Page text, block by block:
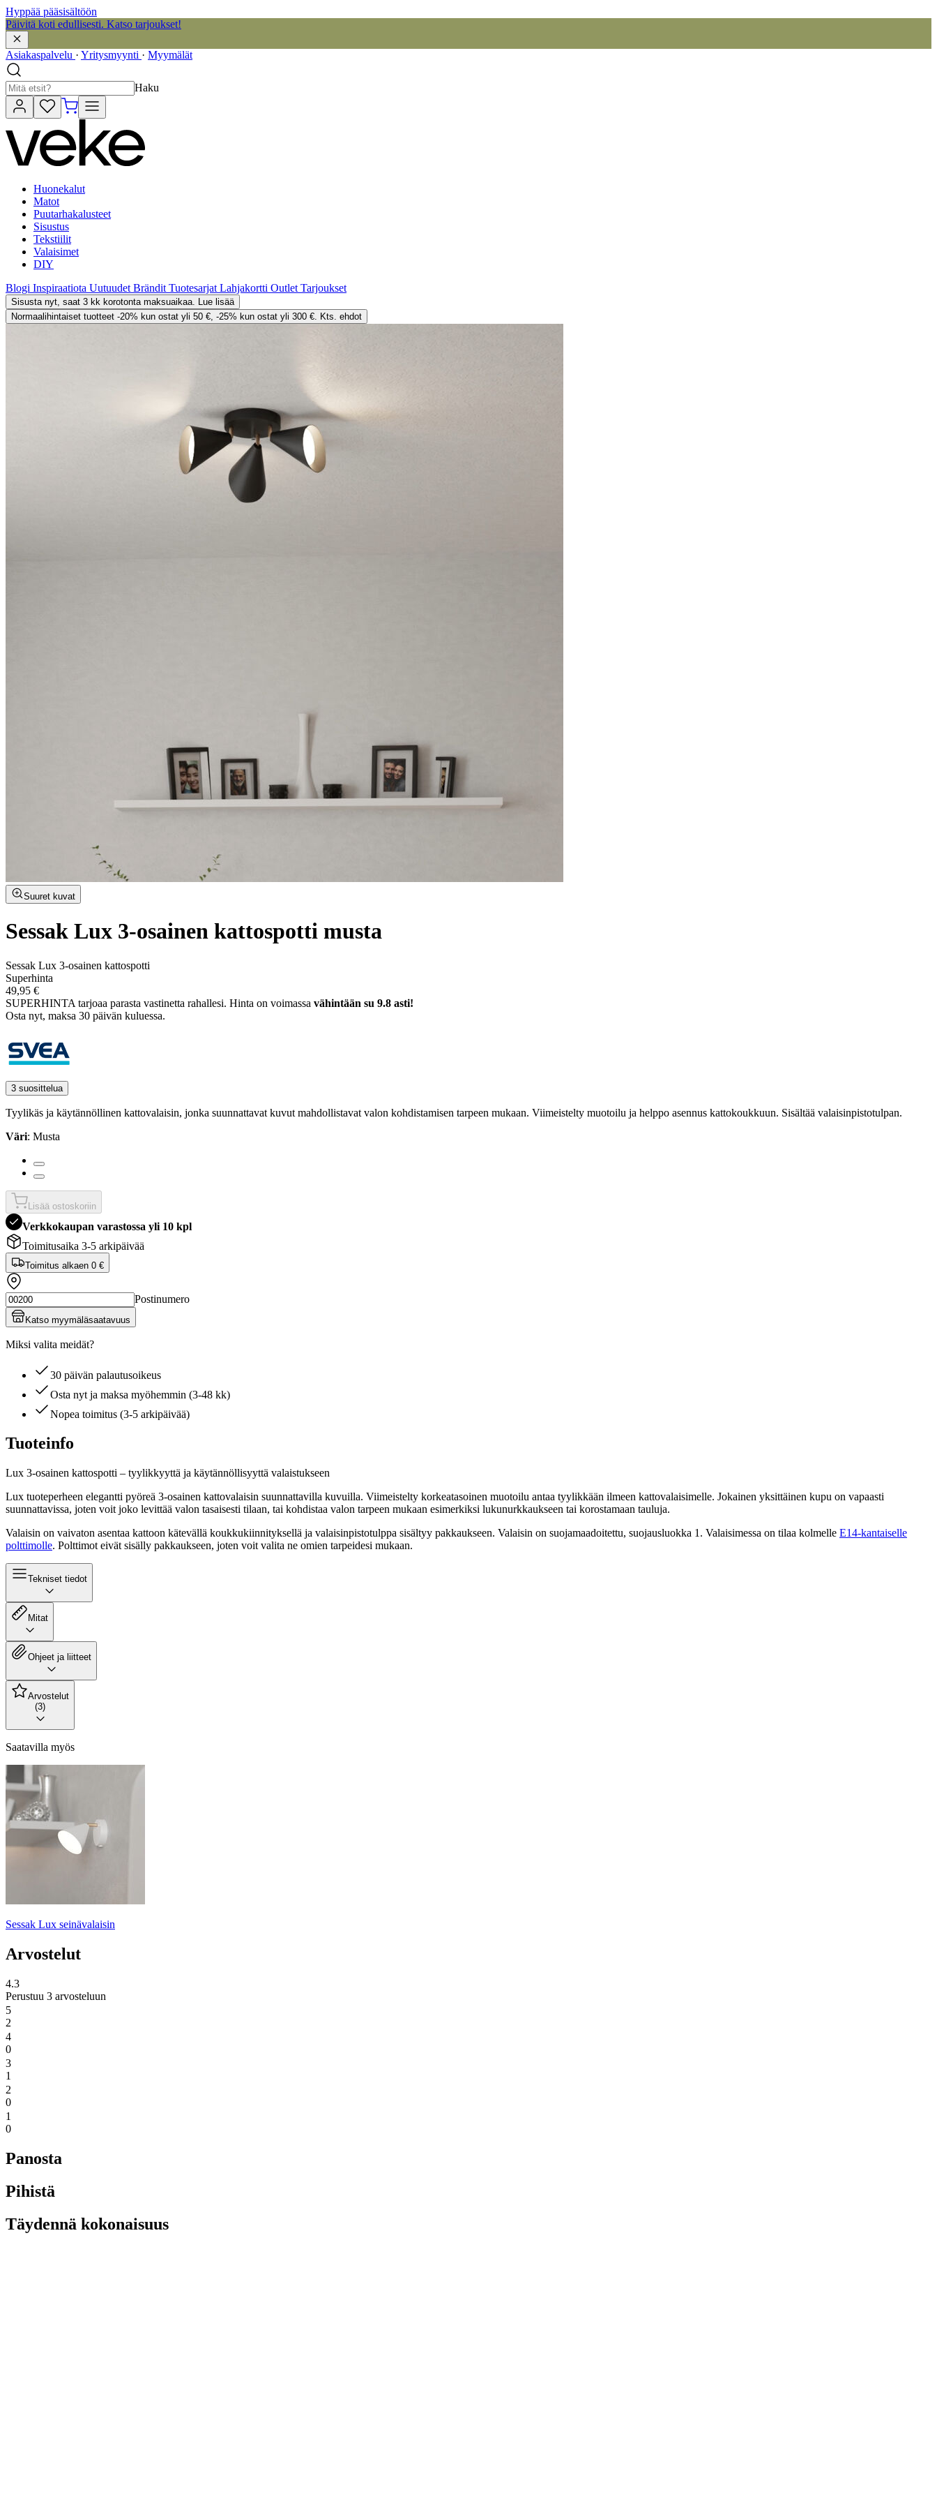
Hyppää pääsisältöön
Päivitä koti edullisesti. Katso tarjoukset!
Asiakaspalvelu · Yritysmyynti · Myymälät
Haku
Huonekalut
Matot
Puutarhakalusteet
Sisustus
Tekstiilit
Valaisimet
DIY
Blogi Inspiraatiota Uutuudet Brändit Tuotesarjat Lahjakortti Outlet Tarjoukset
Sisusta nyt, saat 3 kk korotonta maksuaikaa. Lue lisää
Normaalihintaiset tuotteet -20% kun ostat yli 50 €, -25% kun ostat yli 300 €. Kts. ehdot
Suuret kuvat
Sessak Lux 3-osainen kattospotti musta
Sessak Lux 3-osainen kattospotti
Superhinta
49,95 €
SUPERHINTA tarjoaa parasta vastinetta rahallesi. Hinta on voimassa vähintään su 9.8 asti!
Osta nyt, ­maksa 30 päivän kuluessa.
3 suosittelua
Tyylikäs ja käytännöllinen kattovalaisin, jonka suunnattavat kuvut mahdollistavat valon kohdistamisen tarpeen mukaan. Viimeistelty muotoilu ja helppo asennus kattokoukkuun. Sisältää valaisinpistotulpan.
Väri: Musta
Lisää ostoskoriin
Verkkokaupan varastossa yli 10 kpl
Toimitusaika 3-5 arkipäivää
Toimitus alkaen 0 €
Postinumero
Katso myymäläsaatavuus
Miksi valita meidät?
30 päivän palautusoikeus
Osta nyt ja maksa myöhemmin (3-48 kk)
Nopea toimitus (3-5 arkipäivää)
Tuoteinfo
Lux 3-osainen kattospotti – tyylikkyyttä ja käytännöllisyyttä valaistukseen
Lux tuoteperheen elegantti pyöreä 3-osainen kattovalaisin suunnattavilla kuvuilla. Viimeistelty korkeatasoinen muotoilu antaa tyylikkään ilmeen kattovalaisimelle. Jokainen yksittäinen kupu on vapaasti
suunnattavissa, joten voit joko levittää valon tasaisesti tilaan, tai kohdistaa valon tarpeen mukaan esimerkiksi lukunurkkaukseen tai korostamaan tauluja.
Valaisin on vaivaton asentaa kattoon kätevällä koukkukiinnityksellä ja valaisinpistotulppa sisältyy pakkaukseen. Valaisin on suojamaadoitettu, suojausluokka 1. Valaisimessa on tilaa kolmelle E14-kantaiselle
polttimolle. Polttimot eivät sisälly pakkaukseen, joten voit valita ne omien tarpeidesi mukaan.
Tekniset tiedot
Mitat
Ohjeet ja liitteet
Arvostelut
(3)
Saatavilla myös
Sessak Lux seinävalaisin
Arvostelut
4.3
Perustuu 3 arvosteluun
5
2
4
0
3
1
2
0
1
0
Panosta
Pihistä
Täydennä kokonaisuus